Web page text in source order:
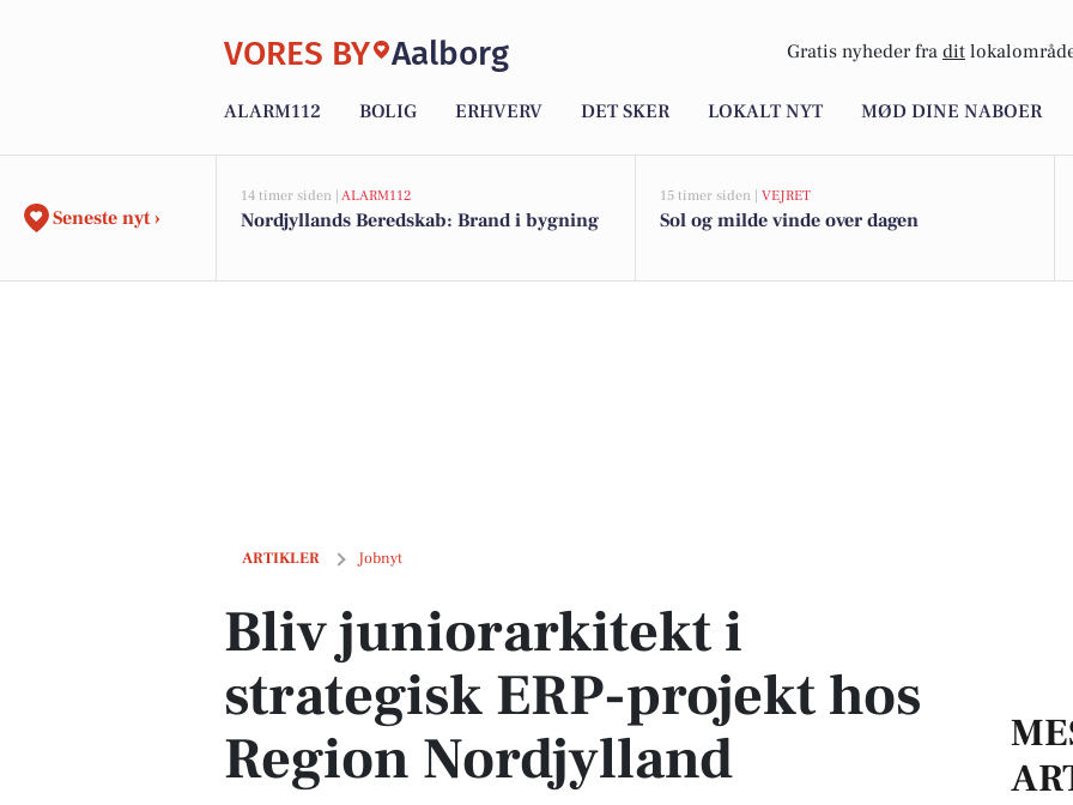
VORES BY Aalborg Gratis nyheder fra dit
ALARM112 BOLIG ERHVERV DET SKER LOKALT NYT MØD DINE NABOER
Seneste nyt ›
14 timer siden | ALARM112
Nordjyllands Beredskab: Brand i bygning
15 timer siden | VEJRET
Sol og milde vinde over dagen
ARTIKLER Jobnyt
Bliv juniorarkitekt i strategisk ERP-projekt hos Region Nordjylland
Bliv juniorarkitekt i
strategisk ERP-projekt hos
Region Nordjylland